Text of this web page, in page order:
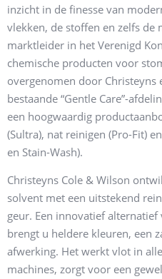
inzicht in de finesse van
vlekken, de stoffen en zelfs de
marktleider in het Verenigd
chemische producten voor
overgenomen door Christeyns
bestaande “Gentle Care”-
een hoogwaardig
(Sultra), nat reinigen (Pro-Fit)
en Stain-Wash).
Christeyns Cole & Wilson
solvent met een uitstekend
geur. Een innovatief
brengt u heldere kleuren, een
afwerking. Het werkt vlot in
machines, zorgt voor een